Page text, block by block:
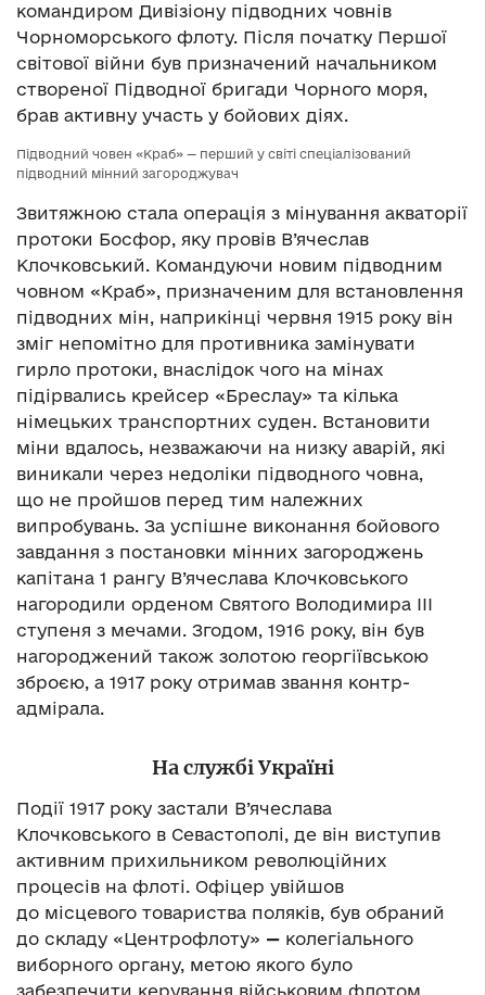
командиром Дивізіону підводних човнів
Чорноморського флоту. Після початку Першої
світової війни був призначений начальником
створеної Підводної бригади Чорного моря,
брав активну участь у бойових діях.
Підводний човен «Краб» — перший у світі спеціалізований
підводний мінний загороджувач
Звитяжною стала операція з мінування акваторії
протоки Босфор, яку провів В’ячеслав
Клочковський. Командуючи новим підводним
човном «Краб», призначеним для встановлення
підводних мін, наприкінці червня 1915 року він
зміг непомітно для противника замінувати
гирло протоки, внаслідок чого на мінах
підірвались крейсер «Бреслау» та кілька
німецьких транспортних суден. Встановити
міни вдалось, незважаючи на низку аварій, які
виникали через недоліки підводного човна,
що не пройшов перед тим належних
випробувань. За успішне виконання бойового
завдання з постановки мінних загороджень
капітана 1 рангу В’ячеслава Клочковського
нагородили орденом Святого Володимира ІІІ
ступеня з мечами. Згодом, 1916 року, він був
нагороджений також золотою георгіївською
зброєю, а 1917 року отримав звання контр-
адмірала.
На службі Україні
Події 1917 року застали В’ячеслава
Клочковського в Севастополі, де він виступив
активним прихильником революційних
процесів на флоті. Офіцер увійшов
до місцевого товариства поляків, був обраний
до складу «Центрофлоту» — колегіального
виборного органу, метою якого було
забезпечити керування військовим флотом